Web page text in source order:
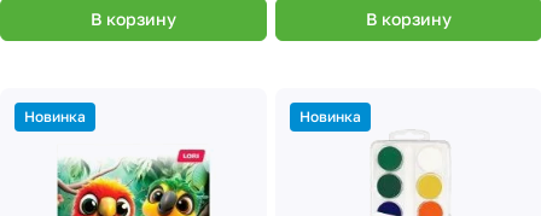
В корзину В корзину
Новинка Новинка